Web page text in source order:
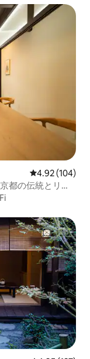
レビュー104
4.92 (104)
都の伝統とリラ